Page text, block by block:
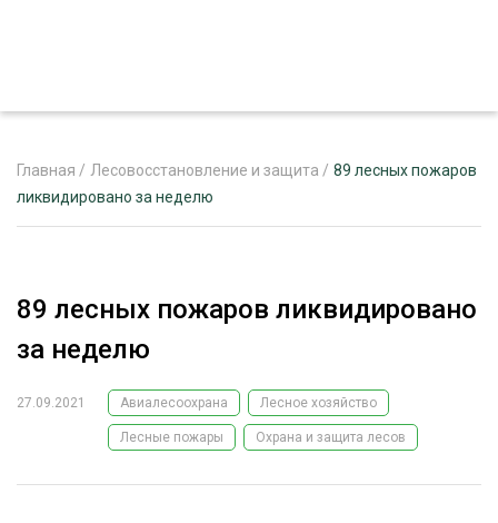
РЕКЛАМОДАТЕЛЯМ
ЛЕСНОЕ ХОЗЯЙСТВО
ЛЕСОЗАГОТОВКА
Главная / Лесовосстановление и защита / 89 лесных пожаров
ликвидировано за неделю
89 лесных пожаров ликвидировано
за неделю
27.09.2021 Авиалесоохрана Лесное хозяйство
Лесные пожары Охрана и защита лесов